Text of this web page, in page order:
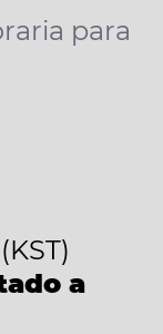
para
(KST)
a